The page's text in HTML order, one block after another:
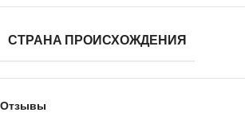
СТРАНА ПРОИСХОЖДЕНИЯ
Отзывы